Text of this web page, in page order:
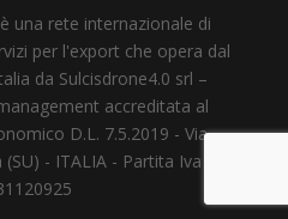
una rete internazionale di
per l'export che opera dal
da Sulcisdrone4.0 srl –
accreditata al
D.L. 7.5.2019 - Via
- ITALIA - Partita Iva